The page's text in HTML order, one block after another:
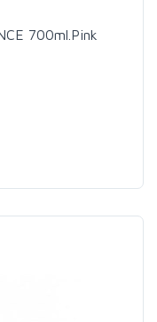
Bidon Sportowy 24 ENURANCE 700ml.Pink